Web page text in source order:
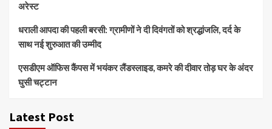
अरेस्ट
धराली आपदा की पहली बरसी: ग्रामीणों ने दी दिवंगतों को श्रद्धांजलि, दर्द के
साथ नई शुरुआत की उम्मीद
एसडीएम ऑफिस कैंपस में भयंकर लैंडस्लाइड, कमरे की दीवार तोड़ घर के अंदर
घुसी चट्टान
Latest Post